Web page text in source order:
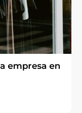
empresa en